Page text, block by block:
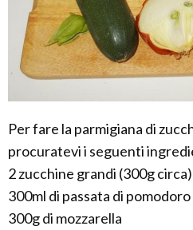
Per fare la parmigiana di
procuratevi i seguenti
2 zucchine grandi (300g circa)
300ml di passata di pomodoro
300g di mozzarella